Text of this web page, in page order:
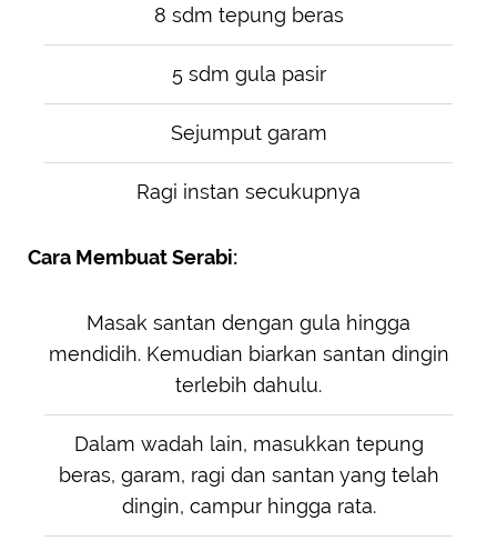
8 sdm tepung beras
5 sdm gula pasir
Sejumput garam
Ragi instan secukupnya
Cara Membuat Serabi:
Masak santan dengan gula hingga
mendidih. Kemudian biarkan santan dingin
terlebih dahulu.
Dalam wadah lain, masukkan tepung
beras, garam, ragi dan santan yang telah
dingin, campur hingga rata.